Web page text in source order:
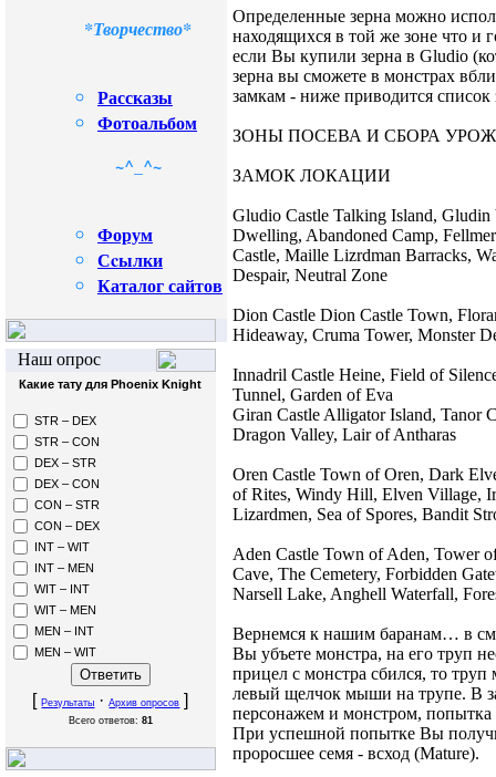
*Творчество*
Рассказы
Фотоальбом
~^_^~
Форум
Сcылки
Каталог сайтов
Наш опрос
Какие тату для Phoenix Knight
STR – DEX
STR – CON
DEX – STR
DEX – CON
CON – STR
CON – DEX
INT – WIT
INT – MEN
WIT – INT
WIT – MEN
MEN – INT
MEN – WIT
[Результаты ·Архив опросов ]
Всего ответов: 81
Определенные зерна можно
находящихся в той же зоне что и
если Вы купили зерна в Gludio
зерна вы сможете в монстрах
замкам - ниже приводится
ЗОНЫ ПОСЕВА И СБОРА
ЗАМОК ЛОКАЦИИ
Gludio Castle Talking Island,
Dwelling, Abandoned Camp,
Castle, Maille Lizrdman Barracks,
Despair, Neutral Zone
Dion Castle Dion Castle Town,
Hideaway, Cruma Tower, Monster
Innadril Castle Heine, Field of
Tunnel, Garden of Eva
Giran Castle Alligator Island, Tanor
Dragon Valley, Lair of Antharas
Oren Castle Town of Oren, Dark
of Rites, Windy Hill, Elven Village,
Lizardmen, Sea of Spores, Bandit
Aden Castle Town of Aden, Tower
Cave, The Cemetery, Forbidden
Narsell Lake, Anghell Waterfall,
Вернемся к нашим баранам… в
Вы убъете монстра, на его труп
прицел с монстра сбился, то
левый щелчок мыши на трупе. В
персонажем и монстром, попытка
При успешной попытке Вы
проросшее семя - всход (Mature).